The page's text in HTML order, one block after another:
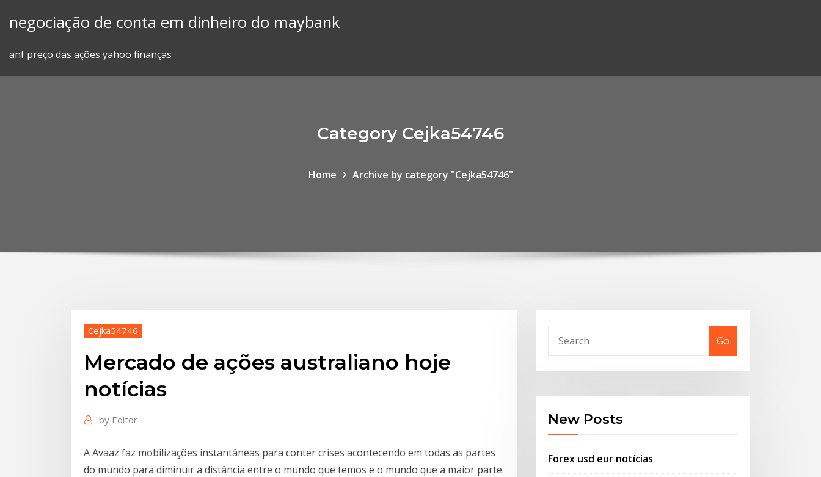
negociação de conta em dinheiro do maybank
anf preço das ações yahoo finanças
Category Cejka54746
Home Archive by category "Cejka54746"
Cejka54746
Mercado de ações australiano hoje
notícias
by Editor
A Avaaz faz mobilizações instantâneas para conter crises acontecendo em todas as partes
do mundo para diminuir a distância entre o mundo que temos e o mundo que a maior parte
Go
New Posts
Forex usd eur notícias